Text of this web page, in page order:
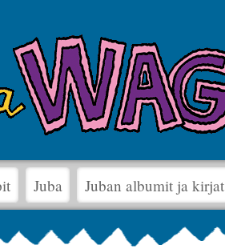
Juba Juban albumit ja kirjat